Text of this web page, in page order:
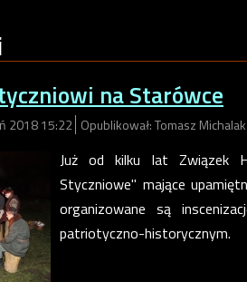
na Starówce
2018 15:22 Opublikował: Tomasz Michalak
Już od kilku lat Związek
Styczniowe" mające
organizowane są
patriotyczno-historycznym.